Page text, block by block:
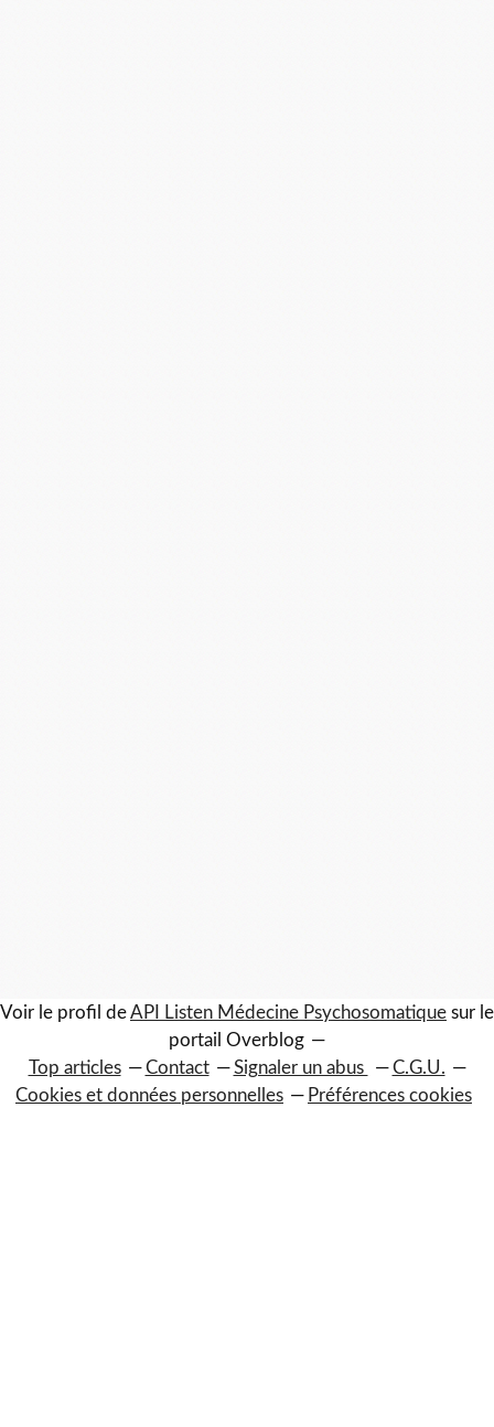
Voir le profil deAPI Listen Médecine Psychosomatique sur le
portail Overblog
Top articles
Contact Signaler un abus
C.G.U.
Cookies et données personnelles
Préférences cookies